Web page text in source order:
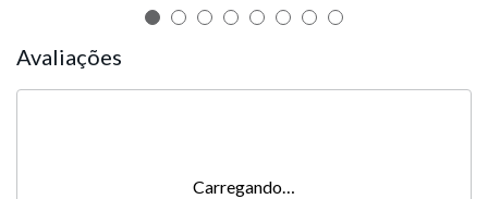
Avaliações
Carregando…